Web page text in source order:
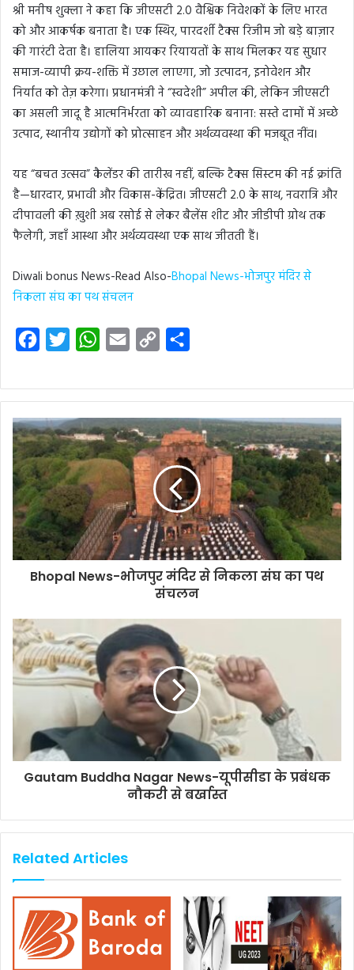
श्री मनीष शुक्ला ने कहा कि जीएसटी 2.0 वैश्विक निवेशकों के लिए भारत
को और आकर्षक बनाता है। एक स्थिर, पारदर्शी टैक्स रिजीम जो बड़े बाज़ार
की गारंटी देता है। हालिया आयकर रियायतों के साथ मिलकर यह सुधार
समाज-व्यापी क्रय-शक्ति में उछाल लाएगा, जो उत्पादन, इनोवेशन और
निर्यात को तेज़ करेगा। प्रधानमंत्री ने “स्वदेशी” अपील की, लेकिन जीएसटी
का असली जादू है आत्मनिर्भरता को व्यावहारिक बनाना: सस्ते दामों में अच्छे
उत्पाद, स्थानीय उद्योगों को प्रोत्साहन और अर्थव्यवस्था की मजबूत नींव।
यह “बचत उत्सव” कैलेंडर की तारीख नहीं, बल्कि टैक्स सिस्टम की नई क्रांति
है—धारदार, प्रभावी और विकास-केंद्रित। जीएसटी 2.0 के साथ, नवरात्रि और
दीपावली की ख़ुशी अब रसोई से लेकर बैलेंस शीट और जीडीपी ग्रोथ तक
फैलेगी, जहाँ आस्था और अर्थव्यवस्था एक साथ जीतती हैं।
Diwali bonus News-Read Also-Bhopal News-भोजपुर मंदिर से
निकला संघ का पथ संचलन
c
b
o
o
k
i
t
e
r
W
a
s
A
p
p
a
l
p
L
i
n
k
a
e
Bhopal News-भोजपुर मंदिर से निकला संघ का पथ
संचलन
Gautam Buddha Nagar News-यूपीसीडा के प्रबंधक
नौकरी से बर्खास्त
Related Articles